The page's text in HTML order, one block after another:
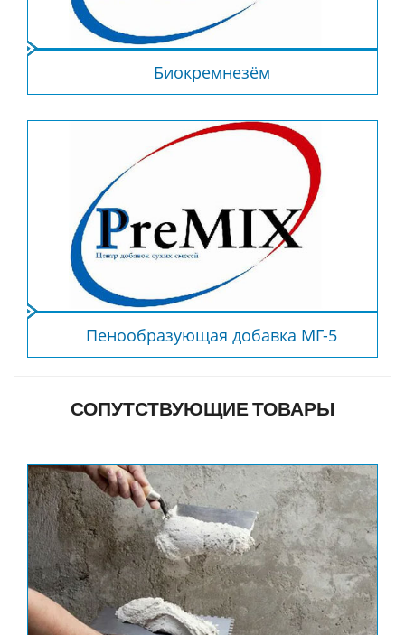
Биокремнезём
Пенообразующая добавка МГ-5
СОПУТСТВУЮЩИЕ ТОВАРЫ